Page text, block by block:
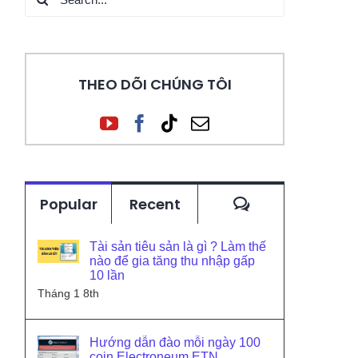
THEO DÕI CHÚNG TÔI
Popular Recent Comments
Tài sản tiêu sản là gì ? Làm thế
nào để gia tăng thu nhập gấp
10 lần
Tháng 1 8th
Hướng dẫn đào mỗi ngày 100